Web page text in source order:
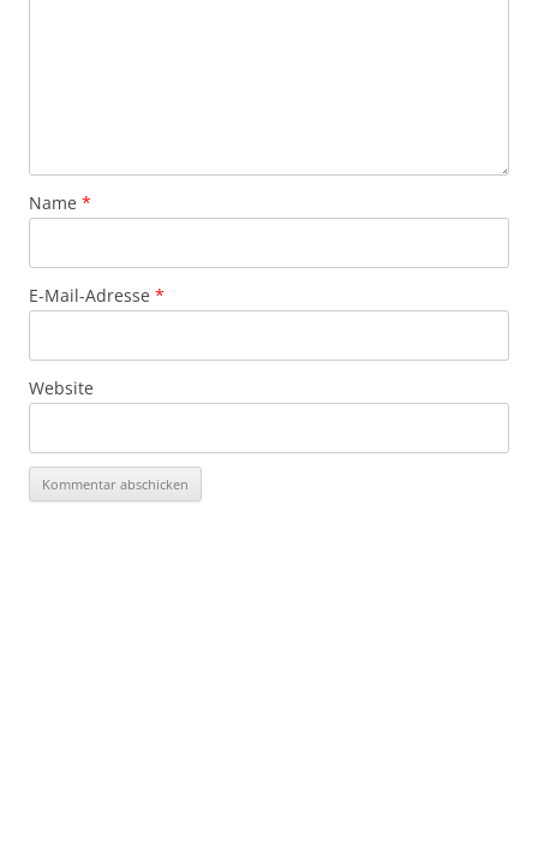
Name *
E-Mail-Adresse *
Website